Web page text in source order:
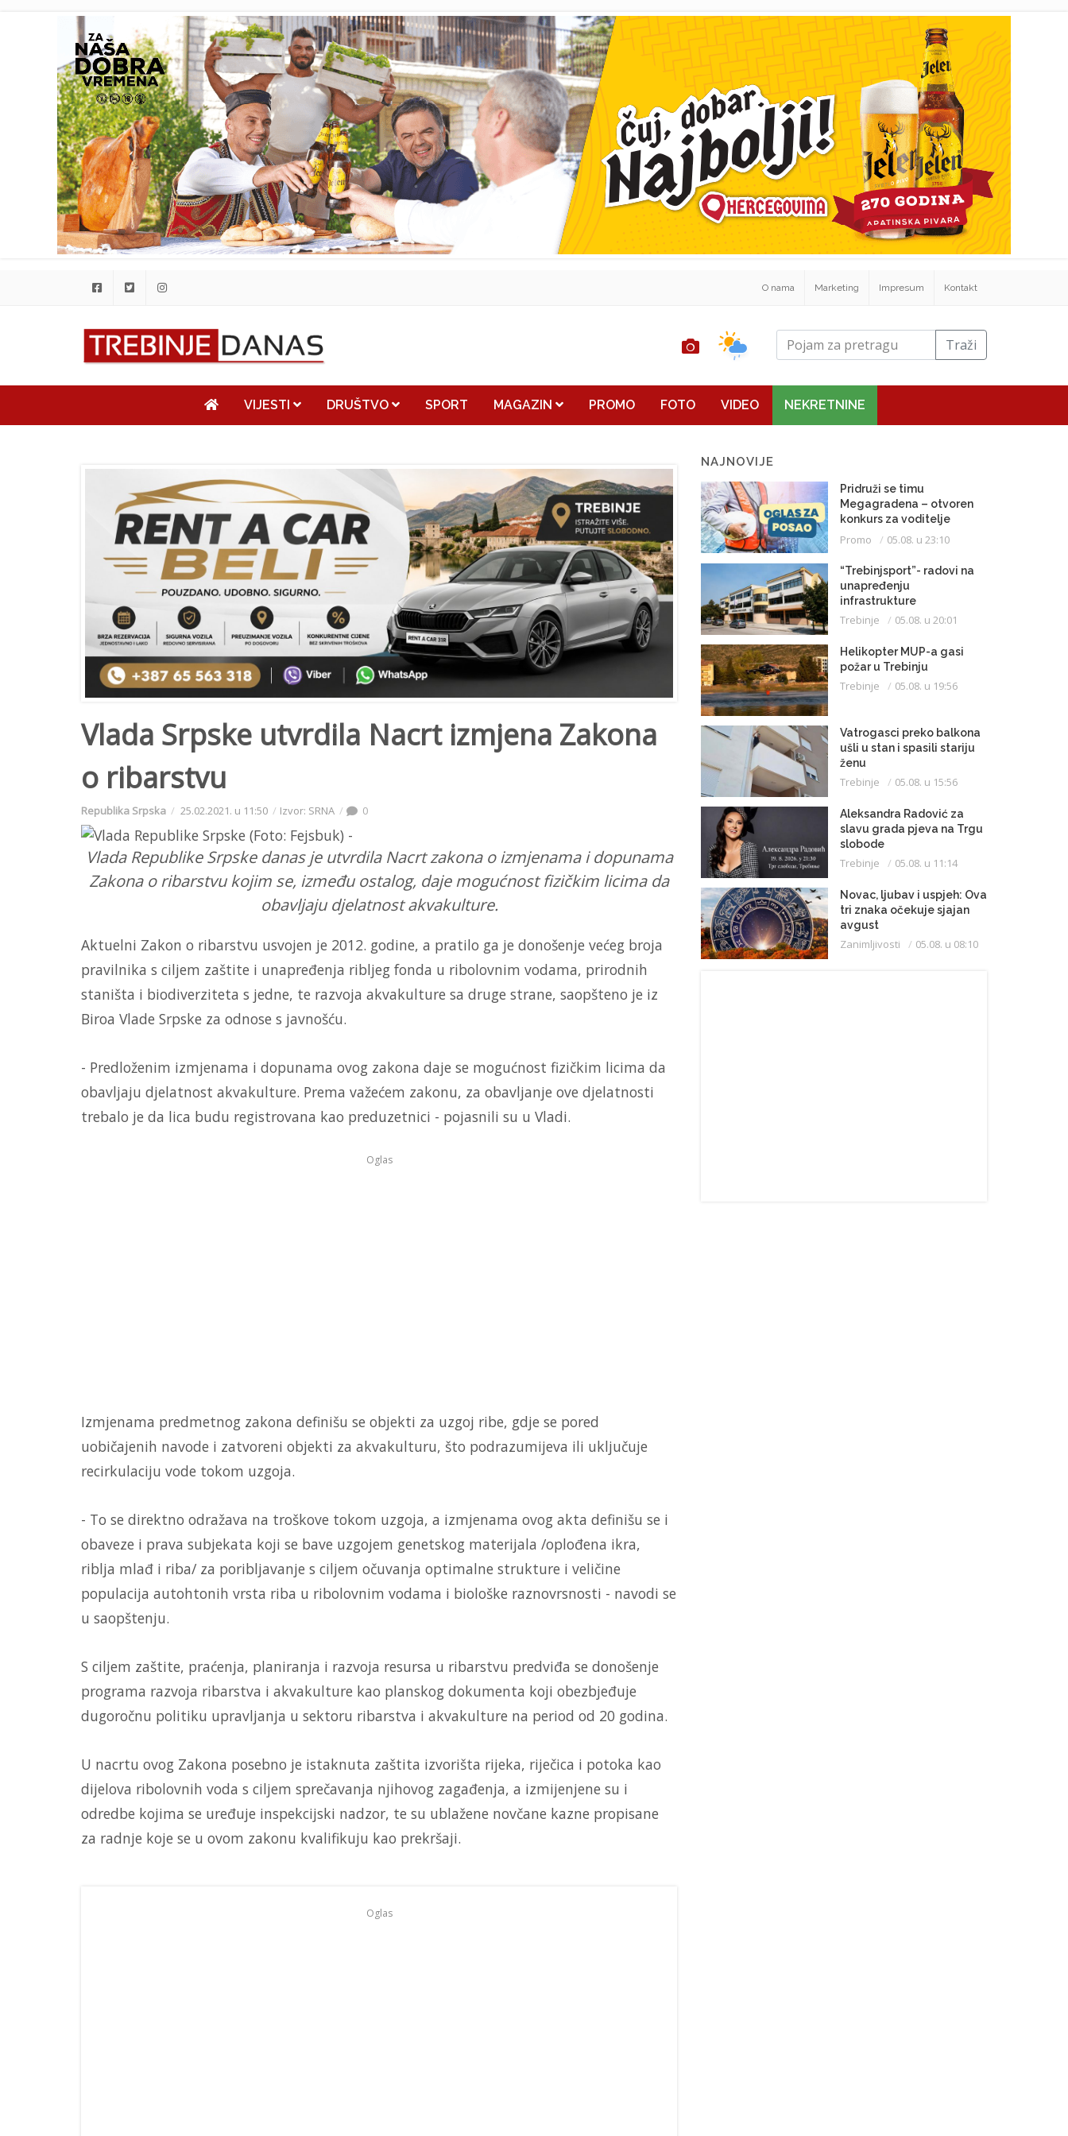
O nama Marketing Impresum Kontakt
Traži
VIJESTI DRUŠTVO SPORT MAGAZIN PROMO FOTO VIDEO NEKRETNINE
Vlada Srpske utvrdila Nacrt izmjena Zakona
o ribarstvu
Republika Srpska 25.02.2021. u 11:50 Izvor: SRNA 0
Vlada Republike Srpske danas je utvrdila Nacrt zakona o izmjenama i dopunama
Zakona o ribarstvu kojim se, između ostalog, daje mogućnost fizičkim licima da
obavljaju djelatnost akvakulture.
Aktuelni Zakon o ribarstvu usvojen je 2012. godine, a pratilo ga je donošenje većeg broja
pravilnika s ciljem zaštite i unapređenja ribljeg fonda u ribolovnim vodama, prirodnih
staništa i biodiverziteta s jedne, te razvoja akvakulture sa druge strane, saopšteno je iz
Biroa Vlade Srpske za odnose s javnošću.
- Predloženim izmjenama i dopunama ovog zakona daje se mogućnost fizičkim licima da
obavljaju djelatnost akvakulture. Prema važećem zakonu, za obavljanje ove djelatnosti
trebalo je da lica budu registrovana kao preduzetnici - pojasnili su u Vladi.
Oglas
Izmjenama predmetnog zakona definišu se objekti za uzgoj ribe, gdje se pored
uobičajenih navode i zatvoreni objekti za akvakulturu, što podrazumijeva ili uključuje
recirkulaciju vode tokom uzgoja.
- To se direktno odražava na troškove tokom uzgoja, a izmjenama ovog akta definišu se i
obaveze i prava subjekata koji se bave uzgojem genetskog materijala /oplođena ikra,
riblja mlađ i riba/ za poribljavanje s ciljem očuvanja optimalne strukture i veličine
populacija autohtonih vrsta riba u ribolovnim vodama i biološke raznovrsnosti - navodi se
u saopštenju.
S ciljem zaštite, praćenja, planiranja i razvoja resursa u ribarstvu predviđa se donošenje
programa razvoja ribarstva i akvakulture kao planskog dokumenta koji obezbjeđuje
dugoročnu politiku upravljanja u sektoru ribarstva i akvakulture na period od 20 godina.
U nacrtu ovog Zakona posebno je istaknuta zaštita izvorišta rijeka, riječica i potoka kao
dijelova ribolovnih voda s ciljem sprečavanja njihovog zagađenja, a izmijenjene su i
odredbe kojima se uređuje inspekcijski nadzor, te su ublažene novčane kazne propisane
za radnje koje se u ovom zakonu kvalifikuju kao prekršaji.
Oglas
NAJNOVIJE
Pridruži se timu
Megagradena – otvoren
konkurs za voditelje
gradilišta
Promo 05.08. u 23:10
“Trebinjsport”- radovi na
unapređenju
infrastrukture
Trebinje 05.08. u 20:01
Helikopter MUP-a gasi
požar u Trebinju
Trebinje 05.08. u 19:56
Vatrogasci preko balkona
ušli u stan i spasili stariju
ženu
Trebinje 05.08. u 15:56
Aleksandra Radović za
slavu grada pjeva na Trgu
slobode
Trebinje 05.08. u 11:14
Novac, ljubav i uspjeh: Ova
tri znaka očekuje sjajan
avgust
Zanimljivosti 05.08. u 08:10